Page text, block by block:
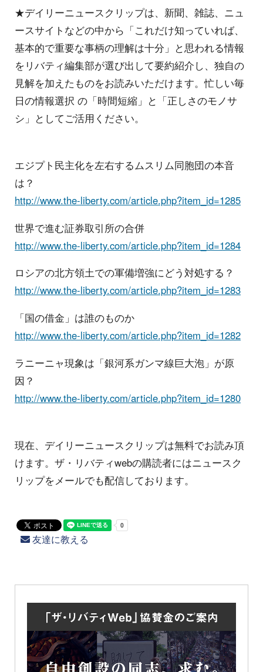
★デイリーニュースクリップは、新聞、雑誌、ニュ
ースサイトなどの中から「これだけ知っていれば、
基本的で重要な事柄の理解は十分」と思われる情報
をリバティ編集部が選び出して要約紹介し、独自の
見解を加えたものをお読みいただけます。忙しい毎
日の情報選択 の「時間短縮」と「正しさのモノサ
シ」としてご活用ください。
エジプト民主化を左右するムスリム同胞団の本音
は？
http://www.the-liberty.com/article.php?item_id=1285
世界で進む証券取引所の合併
http://www.the-liberty.com/article.php?item_id=1284
ロシアの北方領土での軍備増強にどう対処する？
http://www.the-liberty.com/article.php?item_id=1283
「国の借金」は誰のものか
http://www.the-liberty.com/article.php?item_id=1282
ラニーニャ現象は「銀河系ガンマ線巨大泡」が原
因？
http://www.the-liberty.com/article.php?item_id=1280
現在、デイリーニュースクリップは無料でお読み頂
けます。ザ・リバティwebの購読者にはニュースク
リップをメールでも配信しております。
友達に教える